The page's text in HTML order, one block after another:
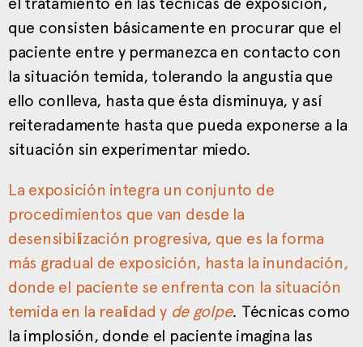
que consisten básicamente en procurar que el
paciente entre y permanezca en contacto con
la situación temida, tolerando la angustia que
ello conlleva, hasta que ésta disminuya, y así
reiteradamente hasta que pueda exponerse a la
situación sin experimentar miedo.
La exposición integra un conjunto de
procedimientos que van desde la
desensibilización progresiva, que es la forma
más gradual de exposición, hasta la inundación,
donde el paciente se enfrenta con la situación
temida en la realidad y de golpe. Técnicas como
la implosión, donde el paciente imagina las